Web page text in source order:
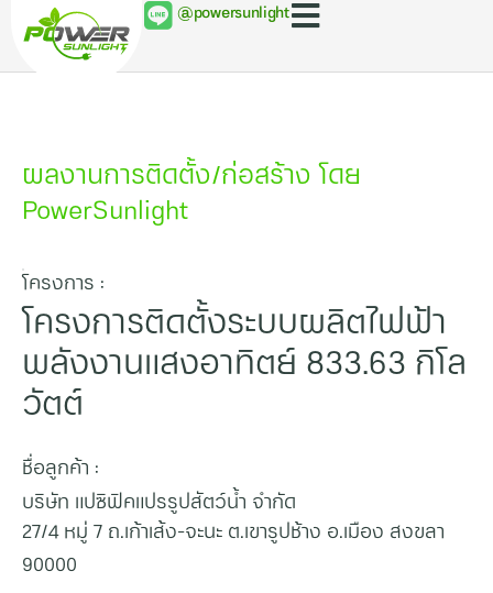
@powersunlight
ผลงานการติดตั้ง/ก่อสร้าง โดย
PowerSunlight
โครงการ :
โครงการติดตั้งระบบผลิตไฟฟ้า
พลังงานแสงอาทิตย์ 833.63 กิโล
วัตต์
ชื่อลูกค้า :
บริษัท แปซิฟิคแปรรูปสัตว์น้ำ จำกัด
27/4 หมู่ 7 ถ.เก้าเส้ง-จะนะ ต.เขารูปช้าง อ.เมือง สงขลา
90000